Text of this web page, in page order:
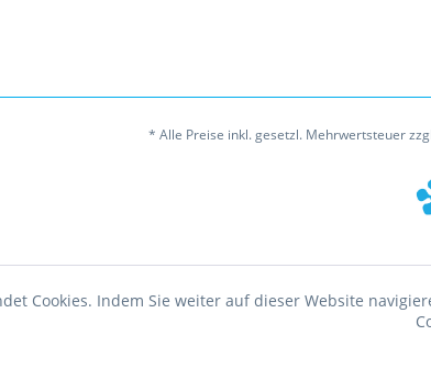
* Alle Preise inkl. gesetzl. Mehrwertsteuer
Cookies. Indem Sie weiter auf dieser Website